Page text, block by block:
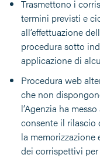
Trasmettono i
termini previsti e
all’effettuazione
procedura sotto
applicazione di
Procedura web
che non
l’Agenzia ha
consente il rilascio
la memorizzazione
dei corrispettivi